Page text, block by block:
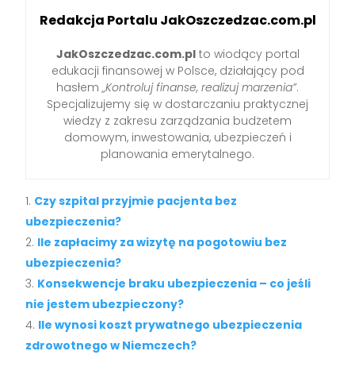
Redakcja Portalu JakOszczedzac.com.pl
JakOszczedzac.com.plto wiodący portal
edukacji finansowej w Polsce, działający pod
hasłem „Kontroluj finanse, realizuj marzenia”.
Specjalizujemy się w dostarczaniu praktycznej
wiedzy z zakresu zarządzania budżetem
domowym, inwestowania, ubezpieczeń i
planowania emerytalnego.
Czy szpital przyjmie pacjenta bez
ubezpieczenia?
Ile zapłacimy za wizytę na pogotowiu bez
ubezpieczenia?
Konsekwencje braku ubezpieczenia – co jeśli
nie jestem ubezpieczony?
Ile wynosi koszt prywatnego ubezpieczenia
zdrowotnego w Niemczech?